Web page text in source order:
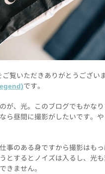
ご覧いただきありがとうござい
です。
が、光。このブログでもかな
ら昼間に撮影がしたいです。
事のある身ですから撮影はも
とするとノイズは入るし、光
きません。